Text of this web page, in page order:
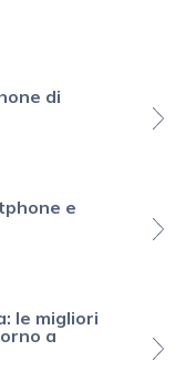
di
e
le migliori
a